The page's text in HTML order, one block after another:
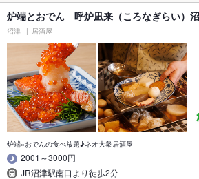
炉端とおでん 呼炉凪来（ころなぎらい）
沼津 居酒屋
炉端×おでんの食べ放題♪ネオ大衆居酒屋
2001～3000円
JR沼津駅南口より徒歩2分